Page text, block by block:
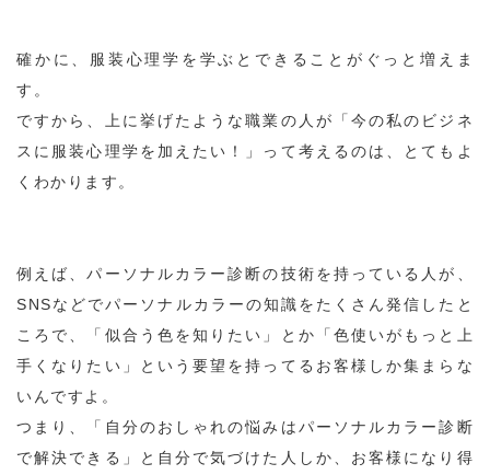
確かに、服装心理学を学ぶとできることがぐっと増えま
す。
ですから、上に挙げたような職業の人が「今の私のビジネ
スに服装心理学を加えたい！」って考えるのは、とてもよ
くわかります。
例えば、パーソナルカラー診断の技術を持っている人が、
SNSなどでパーソナルカラーの知識をたくさん発信したと
ころで、「似合う色を知りたい」とか「色使いがもっと上
手くなりたい」という要望を持ってるお客様しか集まらな
いんですよ。
つまり、「自分のおしゃれの悩みはパーソナルカラー診断
で解決できる」と自分で気づけた人しか、お客様になり得